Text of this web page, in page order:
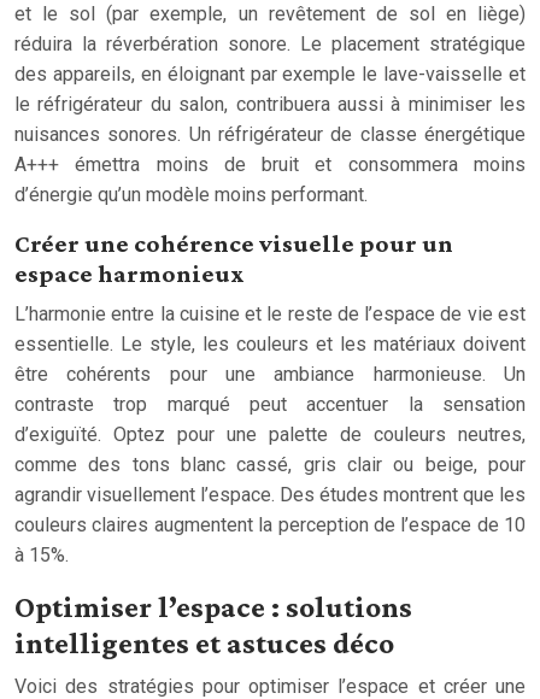
et le sol (par exemple, un revêtement de sol en liège)
réduira la réverbération sonore. Le placement stratégique
des appareils, en éloignant par exemple le lave-vaisselle et
le réfrigérateur du salon, contribuera aussi à minimiser les
nuisances sonores. Un réfrigérateur de classe énergétique
A+++ émettra moins de bruit et consommera moins
d’énergie qu’un modèle moins performant.
Créer une cohérence visuelle pour un
espace harmonieux
L’harmonie entre la cuisine et le reste de l’espace de vie est
essentielle. Le style, les couleurs et les matériaux doivent
être cohérents pour une ambiance harmonieuse. Un
contraste trop marqué peut accentuer la sensation
d’exiguïté. Optez pour une palette de couleurs neutres,
comme des tons blanc cassé, gris clair ou beige, pour
agrandir visuellement l’espace. Des études montrent que les
couleurs claires augmentent la perception de l’espace de 10
à 15%.
Optimiser l’espace : solutions
intelligentes et astuces déco
Voici des stratégies pour optimiser l’espace et créer une